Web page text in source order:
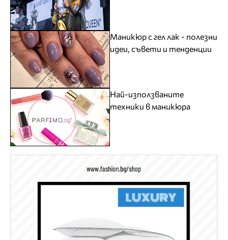
Маникюр с гел лак - полезни
идеи, съвети и тенденции
Най-използваните
техники в маникюра